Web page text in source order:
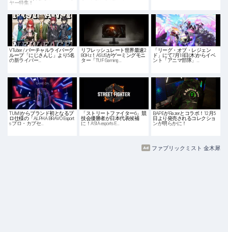
ヤー特集！
VTuber / バーチャルライバーグ
ループ「にじさんじ」より5名
の新ライバー…
リフレッシュレート世界最速2
80Hz！ASUSがゲーミングモニ
ター「TUF Gaming…
「リーグ・オブ・レジェン
ド」にて7月18日(木)からイベ
ント「アニマ部隊」…
TUMIからブランド初となるプ
ロ仕様の「ALPHA BRAVO Esport
s プロ・カプセ…
「ストリートファイター6」競
技会優勝者が日本代表候補
に！ASIA esports E…
BAPEがRazerとコラボ！12月5
日より発売されるコレクショ
ンが明らかに！
ファブリックミスト 金木犀